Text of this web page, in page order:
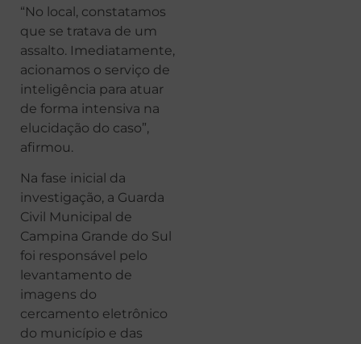
“No local, constatamos
que se tratava de um
assalto. Imediatamente,
acionamos o serviço de
inteligência para atuar
de forma intensiva na
elucidação do caso”,
afirmou.
Na fase inicial da
investigação, a Guarda
Civil Municipal de
Campina Grande do Sul
foi responsável pelo
levantamento de
imagens do
cercamento eletrônico
do município e das